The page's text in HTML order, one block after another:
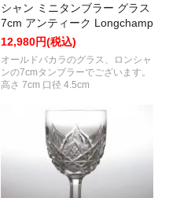
シャン ミニタンブラー グラス
7cm アンティーク Longchamp
12,980円(税込)
オールドバカラのグラス、ロンシャ
ンの7cmタンブラーでございます。
高さ 7cm 口径 4.5cm